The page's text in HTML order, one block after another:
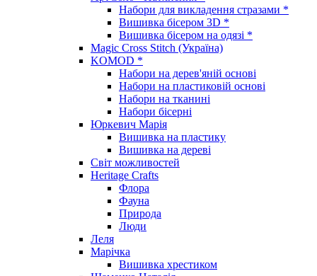
Набори для викладення стразами *
Вишивка бісером 3D *
Вишивка бісером на одязі *
Magic Cross Stitch (Україна)
KOMOD *
Набори на дерев'яній основі
Набори на пластиковій основі
Набори на тканині
Набори бісерні
Юркевич Марія
Вишивка на пластику
Вишивка на дереві
Світ можливостей
Heritage Crafts
Флора
Фауна
Природа
Люди
Леля
Марічка
Вишивка хрестиком